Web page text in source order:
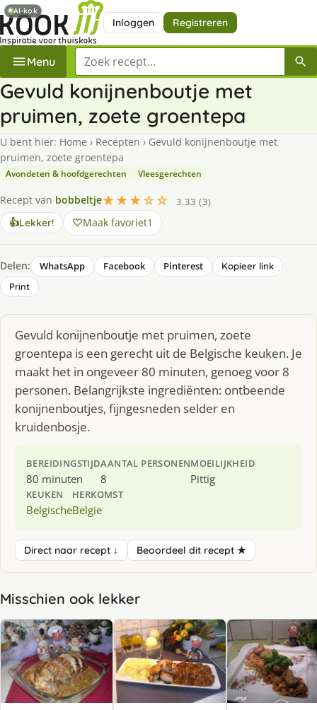
Inloggen Registreren
Menu Zoek een recept
Gevuld konijnenboutje met
pruimen, zoete groentepa
U bent hier: Home › Recepten › Gevuld konijnenboutje met
pruimen, zoete groentepa
Avondeten & hoofdgerechten Vleesgerechten
Recept van bobbeltje★★★☆☆
3.33 (3)
👍Lekker! Maak favoriet1
Delen: WhatsApp Facebook Pinterest
Kopieer link
Print
Gevuld konijnenboutje met pruimen, zoete
groentepa is een gerecht uit de Belgische keuken. Je
maakt het in ongeveer 80 minuten, genoeg voor 8
personen. Belangrijkste ingrediënten: ontbeende
konijnenboutjes, fijngesneden selder en
kruidenbosje.
BEREIDINGSTIJD
80 minuten
AANTAL PERSONEN
8
MOEILIJKHEID
Pittig
KEUKEN
Belgische
HERKOMST
Belgie
Direct naar recept ↓ Beoordeel dit recept ★
Misschien ook lekker
AI-kok